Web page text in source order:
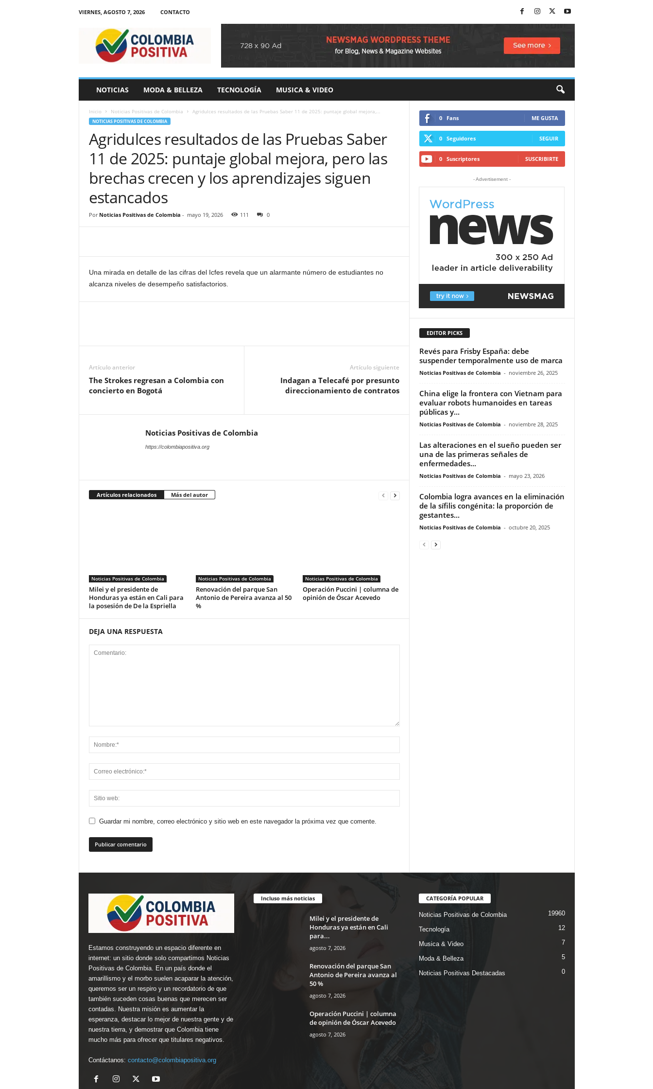
VIERNES, AGOSTO 7, 2026
CONTACTO
NOTICIAS MODA & BELLEZA TECNOLOGÍA MUSICA & VIDEO
Inicio Noticias Positivas de Colombia Agridulces resultados de las Pruebas Saber 11 de 2025: puntaje global mejora,...
NOTICIAS POSITIVAS DE COLOMBIA
Agridulces resultados de las Pruebas Saber
11 de 2025: puntaje global mejora, pero las
brechas crecen y los aprendizajes siguen
estancados
Por Noticias Positivas de Colombia - mayo 19, 2026 111 0
Una mirada en detalle de las cifras del Icfes revela que un alarmante número de estudiantes no
alcanza niveles de desempeño satisfactorios.
Artículo anterior
The Strokes regresan a Colombia con
concierto en Bogotá
Artículo siguiente
Indagan a Telecafé por presunto
direccionamiento de contratos
Noticias Positivas de Colombia
https://colombiapositiva.org
Artículos relacionados Más del autor
Noticias Positivas de Colombia
Milei y el presidente de
Honduras ya están en Cali para
la posesión de De la Espriella
Noticias Positivas de Colombia
Renovación del parque San
Antonio de Pereira avanza al 50
%
Noticias Positivas de Colombia
Operación Puccini | columna de
opinión de Óscar Acevedo
DEJA UNA RESPUESTA
Guardar mi nombre, correo electrónico y sitio web en este navegador la próxima vez que comente.
0 Fans ME GUSTA
0 Seguidores SEGUIR
0 Suscriptores SUSCRIBIRTE
- Advertisement -
EDITOR PICKS
Revés para Frisby España: debe
suspender temporalmente uso de marca
Noticias Positivas de Colombia - noviembre 26, 2025
China elige la frontera con Vietnam para
evaluar robots humanoides en tareas
públicas y...
Noticias Positivas de Colombia - noviembre 28, 2025
Las alteraciones en el sueño pueden ser
una de las primeras señales de
enfermedades...
Noticias Positivas de Colombia - mayo 23, 2026
Colombia logra avances en la eliminación
de la sífilis congénita: la proporción de
gestantes...
Noticias Positivas de Colombia - octubre 20, 2025
Estamos construyendo un espacio diferente en
internet: un sitio donde solo compartimos Noticias
Positivas de Colombia. En un país donde el
amarillismo y el morbo suelen acaparar la atención,
queremos ser un respiro y un recordatorio de que
también suceden cosas buenas que merecen ser
contadas. Nuestra misión es aumentar la
esperanza, destacar lo mejor de nuestra gente y de
nuestra tierra, y demostrar que Colombia tiene
mucho más para ofrecer que titulares negativos.
Contáctanos: contacto@colombiapositiva.org
Incluso más noticias
Milei y el presidente de
Honduras ya están en Cali
para...
agosto 7, 2026
Renovación del parque San
Antonio de Pereira avanza al
50 %
agosto 7, 2026
Operación Puccini | columna
de opinión de Óscar Acevedo
agosto 7, 2026
CATEGORÍA POPULAR
Noticias Positivas de Colombia 19960
Tecnología 12
Musica & Video 7
Moda & Belleza 5
Noticias Positivas Destacadas 0